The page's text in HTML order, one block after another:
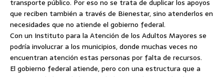
transporte público. Por eso no se trata de duplicar los apoyos
que reciben también a través de Bienestar, sino atenderlos en
necesidades que no atiende el gobierno federal.
Con un Instituto para la Atención de los Adultos Mayores se
podría involucrar a los municipios, donde muchas veces no
encuentran atención estas personas por falta de recursos.
El gobierno federal atiende, pero con una estructura que a